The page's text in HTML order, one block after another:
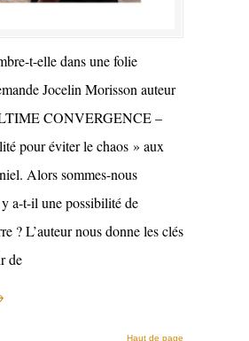
t-elle dans une folie
Jocelin Morisson auteur
CONVERGENCE –
pour éviter le chaos » aux
Alors sommes-nous
a-t-il une possibilité de
? L’auteur nous donne les clés
de
Haut de page